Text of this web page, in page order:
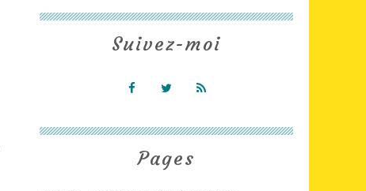
Pages
Suivez-moi